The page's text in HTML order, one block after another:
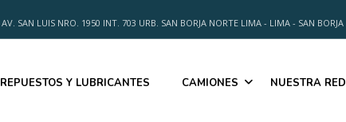
AV. SAN LUIS NRO. 1950 INT. 703 URB. SAN BORJA NORTE LIMA - LIMA - SAN BORJA
REPUESTOS Y LUBRICANTES CAMIONES NUESTRA RED